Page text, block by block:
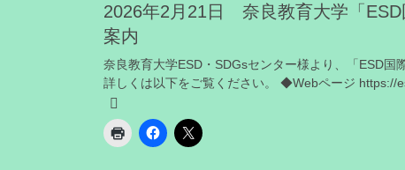
2026年2月21日 奈良教育大学「
案内
奈良教育大学ESD・SDGsセンター様より、「ESD国
詳しくは以下をご覧ください。 ◆Webページ